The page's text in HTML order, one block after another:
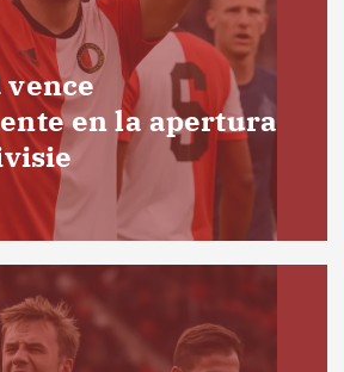
vence
en la apertura